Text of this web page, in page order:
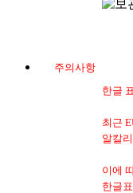
주의사항
한글
최근
알칼
이에
한글